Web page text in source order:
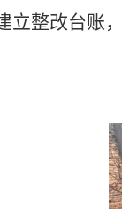
立整改台账